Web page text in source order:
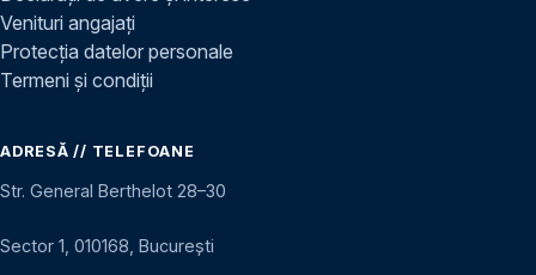
Venituri angajați
Protecția datelor personale
Termeni și condiții
ADRESĂ // TELEFOANE
Str. General Berthelot 28–30
Sector 1, 010168, București